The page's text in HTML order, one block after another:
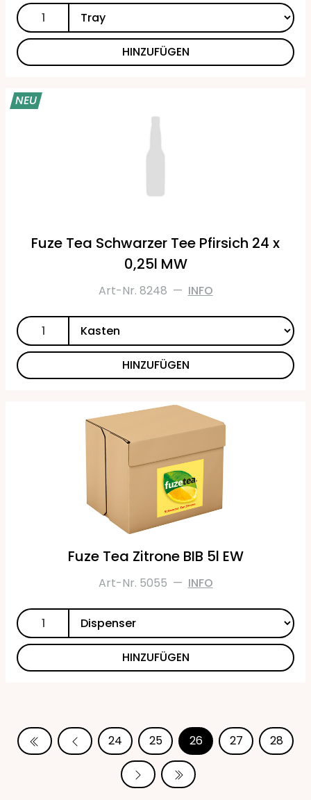
HINZUFÜGEN
NEU
Fuze Tea Schwarzer Tee Pfirsich 24 x
0,25l MW
Art-Nr. 8248 — INFO
HINZUFÜGEN
Fuze Tea Zitrone BIB 5l EW
Art-Nr. 5055 — INFO
HINZUFÜGEN
24 25 26 27 28